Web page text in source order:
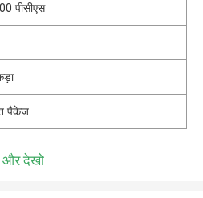
पीसीएस
पैकेज
और देखो